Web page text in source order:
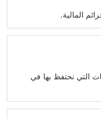
المالية.
التي نحتفظ بها في